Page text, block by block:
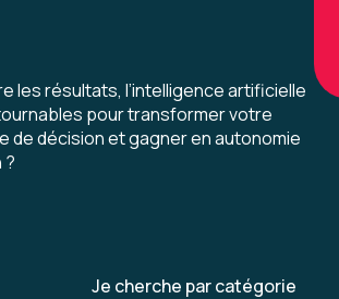
les résultats, l’intelligence artificielle
pour transformer votre
de décision et gagner en autonomie
?
Je cherche par catégorie